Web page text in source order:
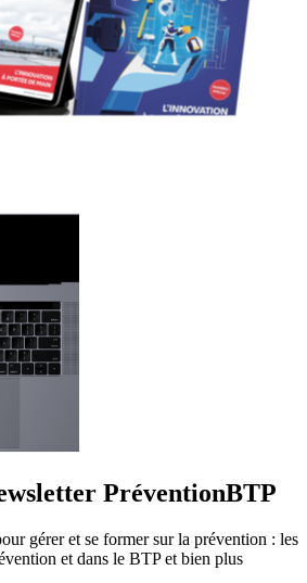
PréventionBTP
gérer et se former sur la prévention : les
et dans le BTP et bien plus